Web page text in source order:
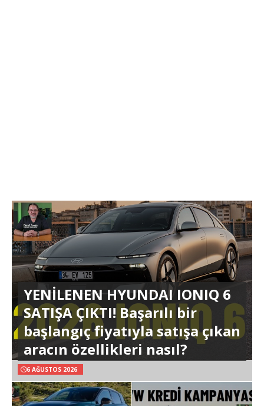
YENİLENEN HYUNDAI IONIQ 6
SATIŞA ÇIKTI! Başarılı bir
başlangıç fiyatıyla satışa çıkan
aracın özellikleri nasıl?
6 AĞUSTOS 2026